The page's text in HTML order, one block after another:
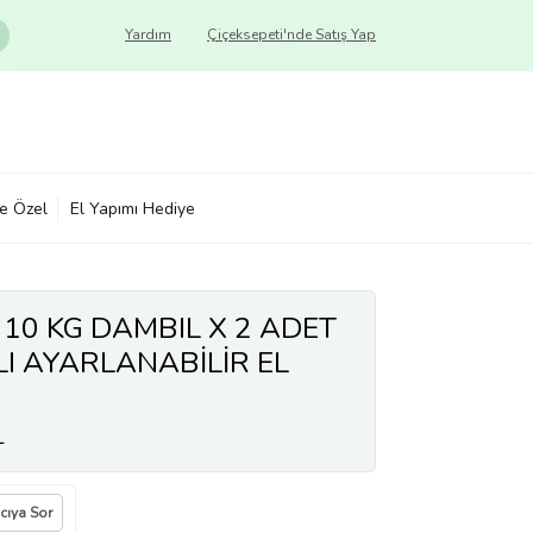
Çiçeksepeti'nde Satış Yap
Yardım
Özel El Yapımı Hediye
KG DAMBIL X 2 ADET
AYARLANABİLİR EL
Sor